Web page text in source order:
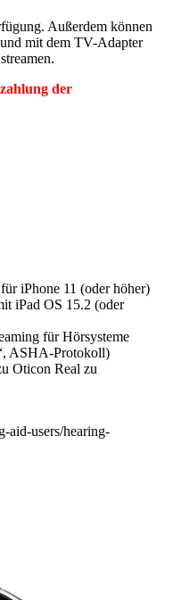
Außerdem können
mit dem TV-Adapter
der
iPhone 11 (oder höher)
iPad OS 15.2 (oder
für Hörsysteme
ASHA-Protokoll)
Oticon Real zu
aid-users/hearing-